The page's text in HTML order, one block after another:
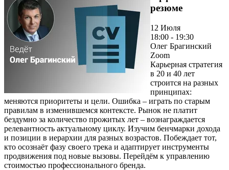
резюме
12 Июля
18:00 - 19:30
Олег Брагинский
Zoom
Карьерная стратегия
в 20 и 40 лет
строится на разных
принципах:
меняются приоритеты и цели. Ошибка – играть по старым
правилам в изменившемся контексте. Рынок не платит
бездумно за количество прожитых лет – вознаграждается
релевантность актуальному циклу. Изучим бенчмарки дохода
и позиции в иерархии для разных возрастов. Побеждает тот,
кто осознаёт фазу своего трека и адаптирует инструменты
продвижения под новые вызовы. Перейдём к управлению
стоимостью профессионального бренда.